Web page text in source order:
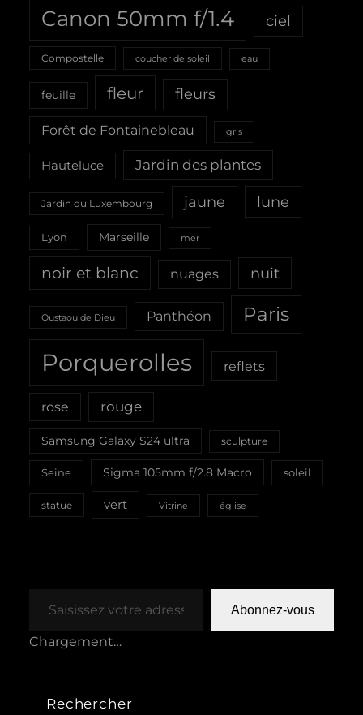
Canon 50mm f/1.4 ciel
Compostelle coucher de soleil eau
feuille fleur fleurs
Forêt de Fontainebleau gris
Hauteluce Jardin des plantes
Jardin du Luxembourg jaune lune
Lyon Marseille mer
noir et blanc nuages nuit
Oustaou de Dieu Panthéon Paris
Porquerolles reflets
rose rouge
Samsung Galaxy S24 ultra sculpture
Seine Sigma 105mm f/2.8 Macro soleil
statue vert Vitrine église
Abonnez-vous
Chargement…
Rechercher